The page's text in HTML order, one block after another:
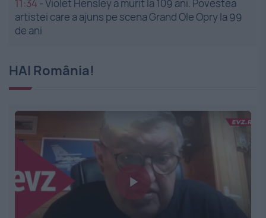
11:34 -Violet Hensley a murit la 109 ani. Povestea
artistei care a ajuns pe scena Grand Ole Opry la 99
de ani
HAI România!